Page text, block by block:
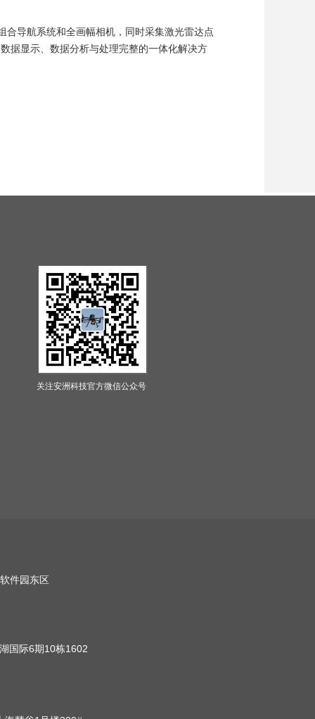
合导航系统和全画幅相机，同时采集激光雷达点
据显示、数据分析与处理完整的一体化解决方
关注安洲科技官方微信公众号
国际6期10栋1602
件园东区